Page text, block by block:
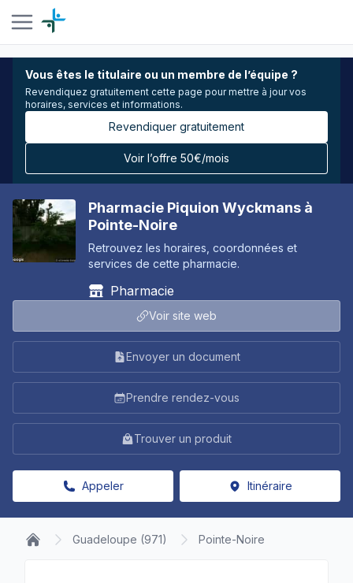
Vous êtes le titulaire ou un membre de l’équipe ?
Revendiquez gratuitement cette page pour mettre à jour vos
horaires, services et informations.
Revendiquer gratuitement
Voir l’offre 50€/mois
Pharmacie Piquion Wyckmans à
Pointe-Noire
Retrouvez les horaires, coordonnées et
services de cette pharmacie.
Pharmacie
Voir site web
Envoyer un document
Prendre rendez-vous
Trouver un produit
Appeler Itinéraire
Guadeloupe (971) Pointe-Noire